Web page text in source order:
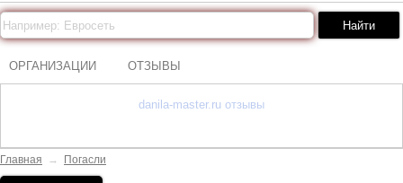
ОРГАНИЗАЦИИ ОТЗЫВЫ
danila-master.ru отзывы
Главная → Погасли